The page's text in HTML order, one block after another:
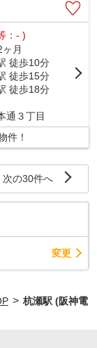
：- )
ヶ月
徒歩10分
徒歩15分
徒歩18分
通３丁目
件！
次の30件へ
変更
> 杭瀬駅 (阪神電